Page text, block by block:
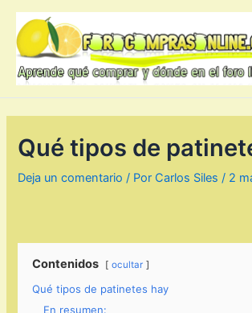
contenido
Qué tipos de
Deja un comentario / Por Carlos Siles / 2
Contenidos ocultar
Qué tipos de patinetes hay
En resumen: